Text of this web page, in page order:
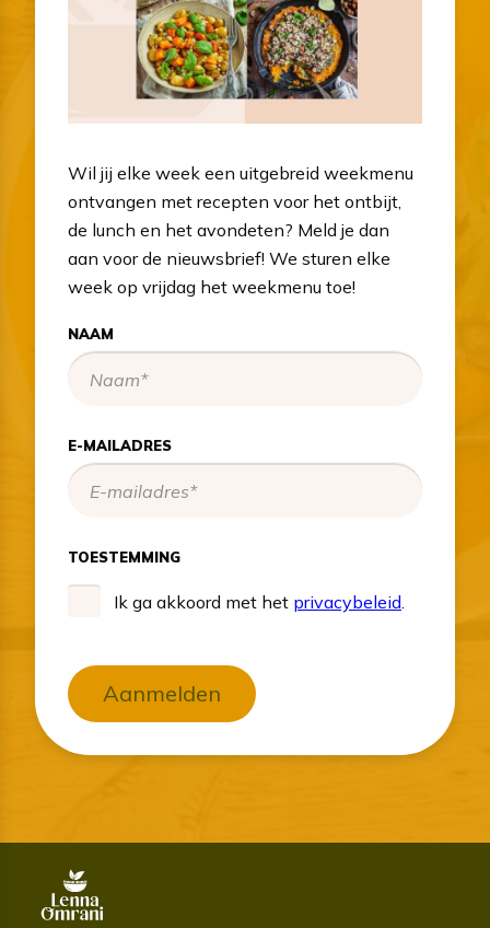
Wil jij elke week een uitgebreid weekmenu
ontvangen met recepten voor het ontbijt,
de lunch en het avondeten? Meld je dan
aan voor de nieuwsbrief! We sturen elke
week op vrijdag het weekmenu toe!
NAAM
E-MAILADRES
TOESTEMMING
Ik ga akkoord met het privacybeleid.
Aanmelden